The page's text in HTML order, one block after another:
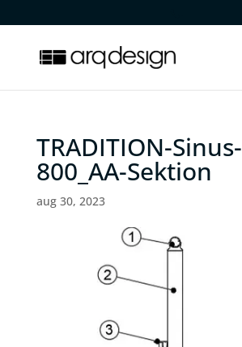
TRADITION-Sinus-
800_AA-Sektion
aug 30, 2023